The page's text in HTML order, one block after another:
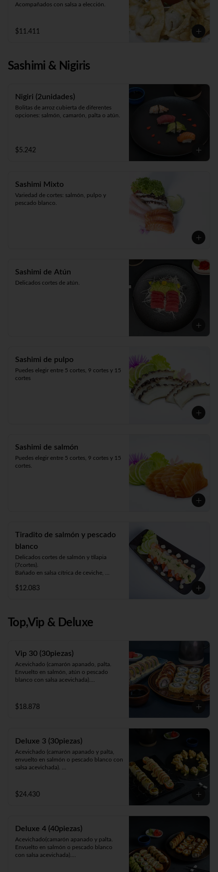
Acompañados con salsa a elección.
$11.411
Sashimi & Nigiris
Nigiri (2unidades)
Bolitas de arroz cubierta de diferentes
opciones: salmón, camarón, palta o atún.
$5.242
Sashimi Mixto
Variedad de cortes: salmón, pulpo y
pescado blanco.
Sashimi de Atún
Delicados cortes de atún.
Sashimi de pulpo
Puedes elegir entre 5 cortes, 9 cortes y 15
cortes
Sashimi de salmón
Puedes elegir entre 5 cortes, 9 cortes y 15
cortes.
Tiradito de salmón y pescado
blanco
Delicados cortes de salmón y tilapia
(7cortes).
Bañado en salsa cítrica de ceviche,
$12.083
Top,Vip & Deluxe
Vip 30 (30piezas)
Acevichado (camarón apanado, palta.
Envuelto en salmón, atún o pescado
blanco con salsa acevichada).
queso o palta).
Panko Ebi (camarón ecuatoriano, queso,
$18.878
Deluxe 3 (30piezas)
Acevichado (camarón apanado y palta,
envuelto en salmón o pescado blanco con
salsa acevichada).
maracuyá).
Galápagos (salmón, queso y cebollín,
$24.430
Deluxe 4 (40piezas)
Acevichado(camarón apanado y palta.
Envuelto en salmón o pescado blanco
con salsa acevichada).